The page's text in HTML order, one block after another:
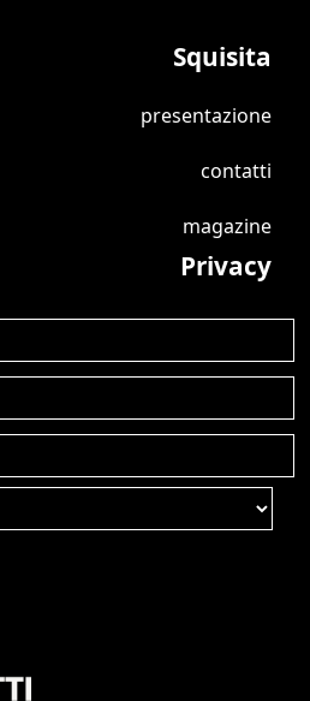
Squisita
presentazione
contatti
magazine
Privacy